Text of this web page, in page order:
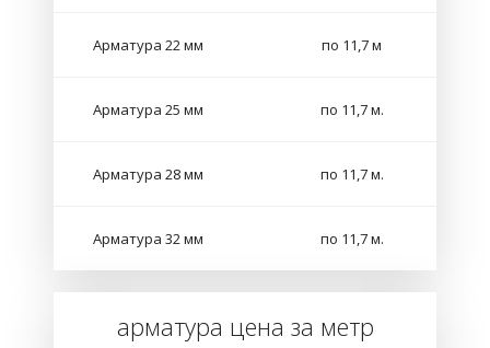
Арматура 22 мм по 11,7 м
Арматура 25 мм по 11,7 м.
Арматура 28 мм по 11,7 м.
Арматура 32 мм по 11,7 м.
арматура цена за метр